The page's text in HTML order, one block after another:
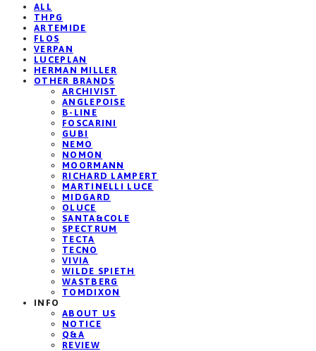
ALL
THPG
ARTEMIDE
FLOS
VERPAN
LUCEPLAN
HERMAN MILLER
OTHER BRANDS
ARCHIVIST
ANGLEPOISE
B-LINE
FOSCARINI
GUBI
NEMO
NOMON
MOORMANN
RICHARD LAMPERT
MARTINELLI LUCE
MIDGARD
OLUCE
SANTA&COLE
SPECTRUM
TECTA
TECNO
VIVIA
WILDE SPIETH
WASTBERG
TOMDIXON
INFO
ABOUT US
NOTICE
Q&A
REVIEW